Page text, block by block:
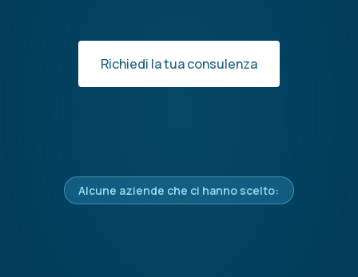
Richiedi la tua consulenza
Alcune aziende che ci hanno scelto: